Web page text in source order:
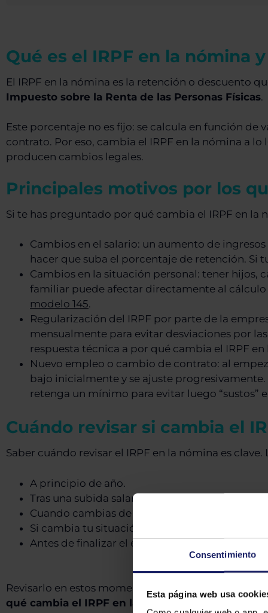
Consentimiento
Esta página web usa
Qué es el IRPF en la nómina
El IRPF en la nómina es la retención o descuento
Impuesto sobre la Renta de las Personas Físicas.
Este porcentaje no es fijo: se calcula en función
contrato. Por eso, cambia el IRPF en la nómina a
producen cambios legales.
Principales motivos por los
Si te has preguntado por qué cambia el IRPF en la
Cambios en el salario: un aumento de
hacer que suba el porcentaje de retención. Si
Cambios en la situación personal: tener
familiar puede afectar directamente al cálculo
modelo 145.
Regularización del IRPF por parte de la
mensualmente para evitar desviaciones por
respuesta técnica a por qué cambia el IRPF
Nuevo empleo o cambio de contrato: al
bajo inicialmente y se ajuste
retenga un mínimo para evitar luego “sustos”
Cuándo revisar si cambia el
Saber cuándo revisar el IRPF en la nómina es
A principio de año.
Tras una subida salarial.
Cuando cambias de trabajo.
Si cambia tu situación familiar.
Antes de finalizar el ejercicio fiscal.
Revisarlo en estos momentos te ayudará a evitar
qué cambia el IRPF en la nóminasegún tus